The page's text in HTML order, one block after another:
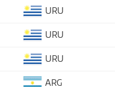
URU
URU
URU
ARG